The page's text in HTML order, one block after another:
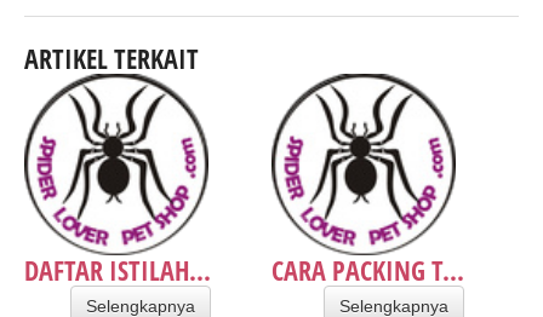
ARTIKEL TERKAIT
DAFTAR ISTILAH...
Selengkapnya
CARA PACKING T...
Selengkapnya